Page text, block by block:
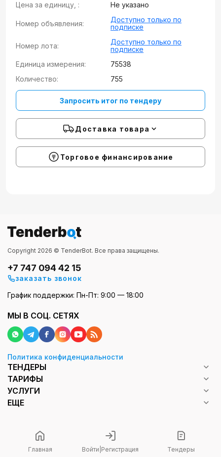
Главная Войти Регистрация Тендеры
Цена за единицу, : Не указано
Номер объявления:
Доступно только по
подписке
Номер лота:
Доступно только по
подписке
Единица измерения:
75538
Количество:
755
Запросить итог по тендеру
Доставка товара
Торговое финансирование
Copyright 2026 © TenderBot. Все права защищены.
+7 747 094 42 15
заказать звонок
График поддержки: Пн-Пт: 9:00 — 18:00
МЫ В СОЦ. СЕТЯХ
Политика конфиденциальности
ТЕНДЕРЫ
ТАРИФЫ
УСЛУГИ
ЕЩЕ